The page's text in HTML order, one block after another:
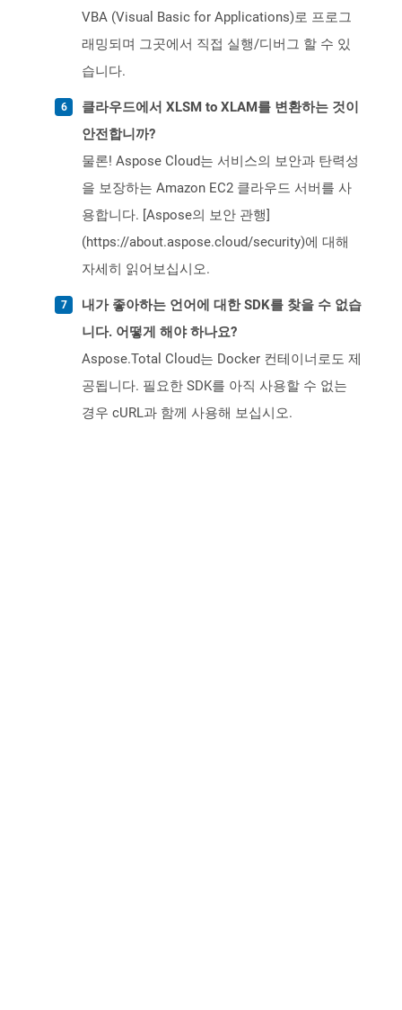
VBA (Visual Basic for Applications)로 프로그
래밍되며 그곳에서 직접 실행/디버그 할 수 있
습니다.
클라우드에서 XLSM to XLAM를 변환하는 것이
안전합니까?
물론! Aspose Cloud는 서비스의 보안과 탄력성
을 보장하는 Amazon EC2 클라우드 서버를 사
용합니다. [Aspose의 보안 관행]
(https://about.aspose.cloud/security)에 대해
자세히 읽어보십시오.
내가 좋아하는 언어에 대한 SDK를 찾을 수 없습
니다. 어떻게 해야 하나요?
Aspose.Total Cloud는 Docker 컨테이너로도 제
공됩니다. 필요한 SDK를 아직 사용할 수 없는
경우 cURL과 함께 사용해 보십시오.